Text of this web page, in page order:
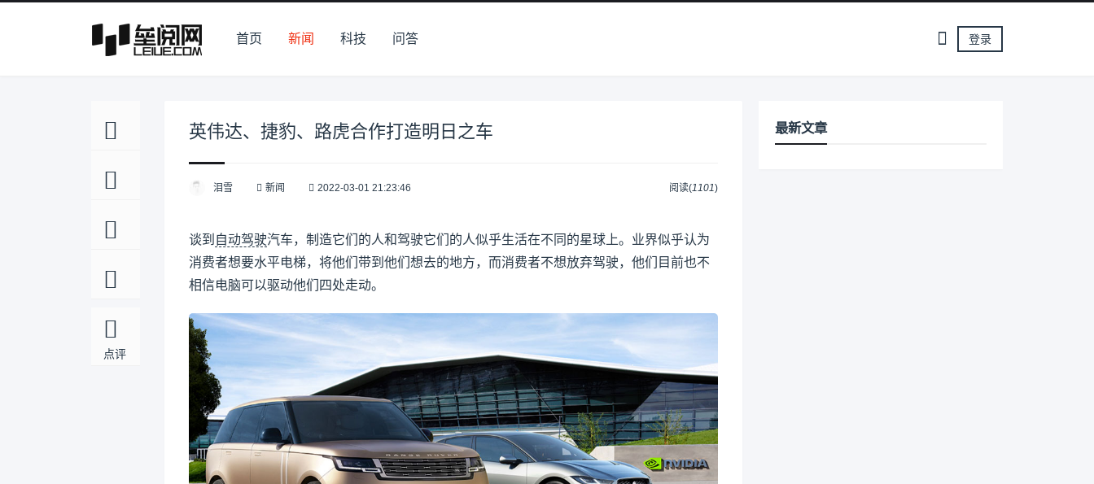
首页 新闻 科技 问答 登录
点评
英伟达、捷豹、路虎合作打造明日之车
泪雪 新闻 2022-03-01 21:23:46 阅读(1101)
谈到 自动驾驶汽车，制造它们的人和驾驶它们的人似乎生活在不同的星球上。业界似乎认为
消费者想要水平电梯，将他们带到他们想去的地方，而消费者不想放弃驾驶，他们目前也不
相信电脑可以驱动他们四处走动。
最新文章